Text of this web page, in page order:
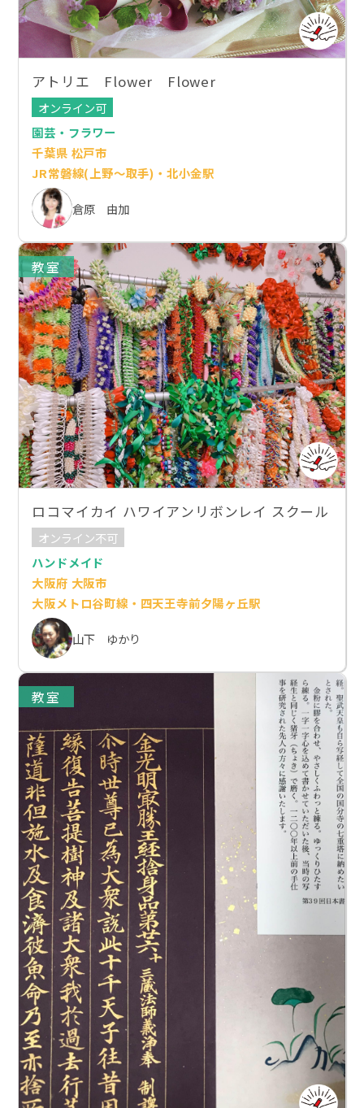
アトリエ Flower Flower
オンライン可
園芸・フラワー
千葉県 松戸市
JR常磐線(上野～取手)・北小金駅
倉原 由加
教室
ロコマイカイ ハワイアンリボンレイ スクール
オンライン不可
ハンドメイド
大阪府 大阪市
大阪メトロ谷町線・四天王寺前夕陽ヶ丘駅
山下 ゆかり
教室